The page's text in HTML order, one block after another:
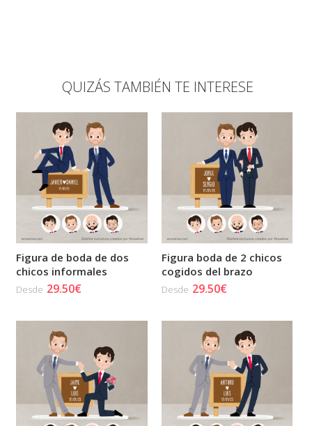
QUIZÁS TAMBIÉN TE INTERESE
Figura de boda de dos
chicos informales
Desde 29.50€
Figura boda de 2 chicos
cogidos del brazo
Desde 29.50€